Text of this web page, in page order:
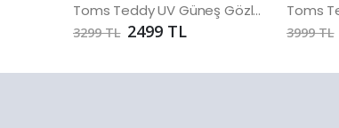
Toms Teddy UV Güneş Gözlüğü
3299 TL 2499 TL 3999 TL